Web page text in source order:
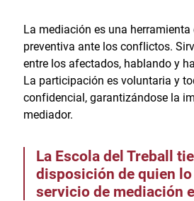
La mediación es una herramienta
preventiva ante los conflictos.
entre los afectados, hablando y
La participación es voluntaria y
confidencial, garantizándose la
mediador.
La Escola del Treball
disposición de quien
servicio de mediación